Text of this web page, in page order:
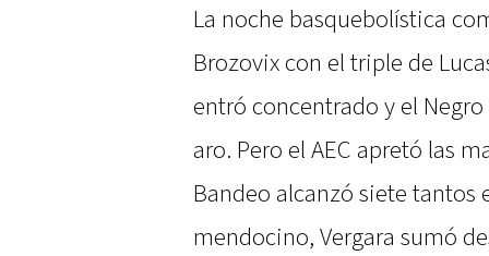
La noche basquebolística
Brozovix con el triple de
entró concentrado y el
aro. Pero el AEC apretó las
Bandeo alcanzó siete tantos
mendocino, Vergara sumó